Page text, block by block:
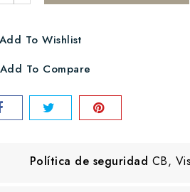
Add To Wishlist
Add To Compare
Política de seguridad CB,